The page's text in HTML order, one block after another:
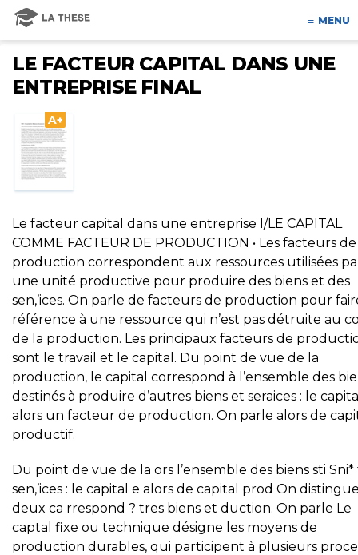
MENU
LE FACTEUR CAPITAL DANS UNE
ENTREPRISE FINAL
A+
Le facteur capital dans une entreprise I/LE CAPITAL
COMME FACTEUR DE PRODUCTION • Les facteurs de
production correspondent aux ressources utilisées
une unité productive pour produire des biens et des
sen,’ices. On parle de facteurs de production pour
référence à une ressource qui n’est pas détruite au
de la production. Les principaux facteurs de
sont le travail et le capital. Du point de vue de la
production, le capital correspond à l’ensemble des
destinés à produire d’autres biens et seraices : le
alors un facteur de production. On parle alors de
productif.
Du point de vue de la ors l’ensemble des biens sti Sni*
sen,’ices : le capital e alors de capital prod On
deux ca rrespond ? tres biens et duction. On parle Le
captal fixe ou technique désigne les moyens de
production durables, qui participent à plusieurs